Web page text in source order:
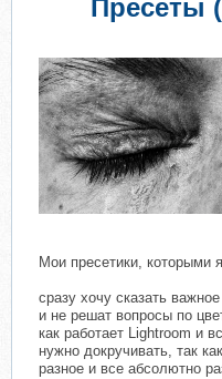
Пресеты
Мои пресетики, которыми
сразу хочу сказать
и не решат вопросы по
как работает Lightroom и
нужно докручивать, так
разное и все абсолютно